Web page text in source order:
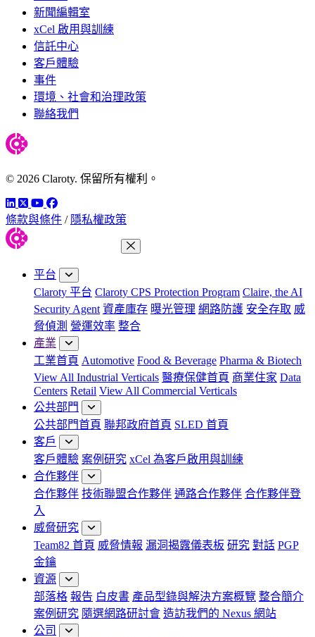
新聞編輯室
xCel 啟用與訓練
信託中心
客戶體驗
事件
環境、社會和治理政策
聯絡我們
© 2026 Claroty. 保留所有權利。
LinkedIn
TwitterYouTube
Facebook
條款與條件 / 隱私權政策
平台
Claroty 平台 Claroty CPS Protection Program Claire, the AI
Security Agent 資產庫存 曝光管理 網路防護 安全存取 威
脅偵測 營運效率 整合
產業
工業首頁 Automotive Food & Beverage Pharma & Biotech
View All Industrial Verticals 醫療保健首頁 商業住家 Data
Centers Retail View All Commercial Verticals
公共部門
公共部門首頁 聯邦政府首頁 SLED 首頁
客戶
客戶體驗 案例研究 xCel 為客戶啟用與訓練
合作夥伴
合作夥伴 技術聯盟合作夥伴 通路合作夥伴 合作夥伴登
入
威脅研究
Team82 首頁 威脅情報 漏洞揭露儀表板 研究 對話 PGP
金鑰
資源
部落格 報告 白皮書 產品型錄與解決方案概覽 整合簡介
案例研究 隨選網路研討會 造訪我們的 Nexus 網站
公司